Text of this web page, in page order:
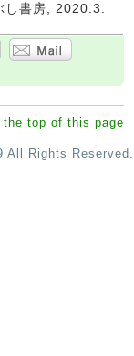
し書房, 2020.3.
the top of this page
All Rights Reserved.